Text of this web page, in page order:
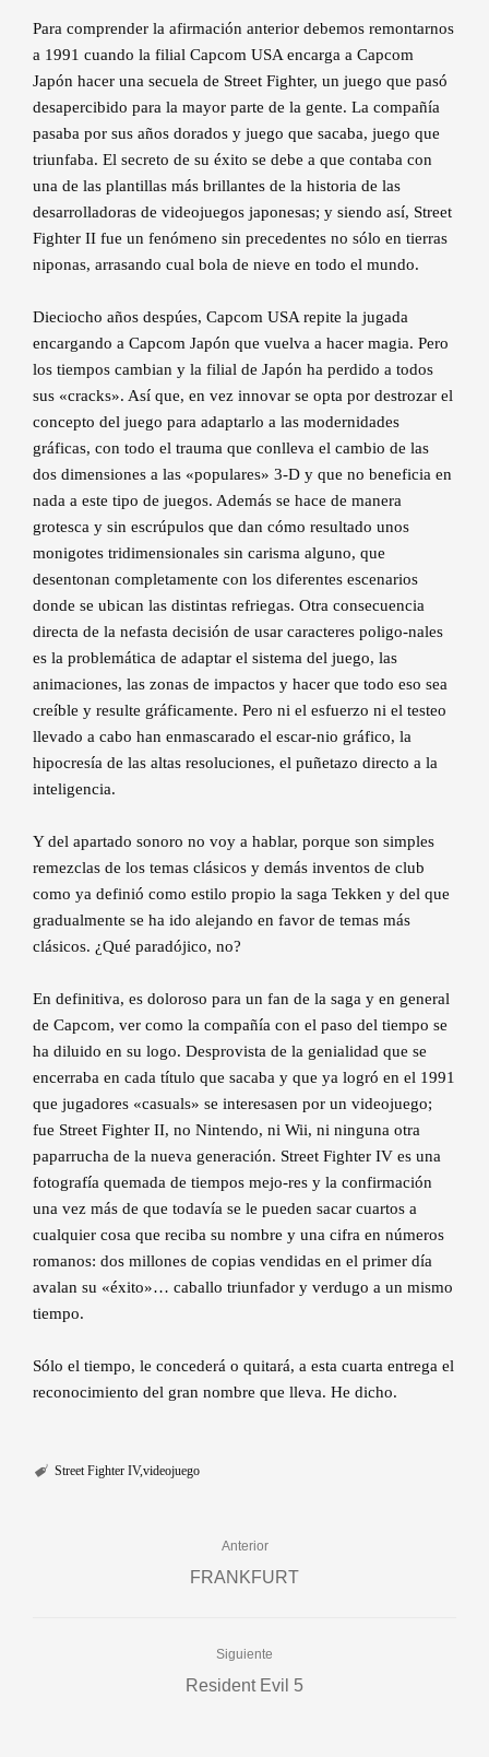
Para comprender la afirmación anterior debemos remontarnos
a 1991 cuando la filial Capcom USA encarga a Capcom
Japón hacer una secuela de Street Fighter, un juego que pasó
desapercibido para la mayor parte de la gente. La compañía
pasaba por sus años dorados y juego que sacaba, juego que
triunfaba. El secreto de su éxito se debe a que contaba con
una de las plantillas más brillantes de la historia de las
desarrolladoras de videojuegos japonesas; y siendo así, Street
Fighter II fue un fenómeno sin precedentes no sólo en tierras
niponas, arrasando cual bola de nieve en todo el mundo.
Dieciocho años despúes, Capcom USA repite la jugada
encargando a Capcom Japón que vuelva a hacer magia. Pero
los tiempos cambian y la filial de Japón ha perdido a todos
sus «cracks». Así que, en vez innovar se opta por destrozar el
concepto del juego para adaptarlo a las modernidades
gráficas, con todo el trauma que conlleva el cambio de las
dos dimensiones a las «populares» 3-D y que no beneficia en
nada a este tipo de juegos. Además se hace de manera
grotesca y sin escrúpulos que dan cómo resultado unos
monigotes tridimensionales sin carisma alguno, que
desentonan completamente con los diferentes escenarios
donde se ubican las distintas refriegas. Otra consecuencia
directa de la nefasta decisión de usar caracteres poligo-nales
es la problemática de adaptar el sistema del juego, las
animaciones, las zonas de impactos y hacer que todo eso sea
creíble y resulte gráficamente. Pero ni el esfuerzo ni el testeo
llevado a cabo han enmascarado el escar-nio gráfico, la
hipocresía de las altas resoluciones, el puñetazo directo a la
inteligencia.
Y del apartado sonoro no voy a hablar, porque son simples
remezclas de los temas clásicos y demás inventos de club
como ya definió como estilo propio la saga Tekken y del que
gradualmente se ha ido alejando en favor de temas más
clásicos. ¿Qué paradójico, no?
En definitiva, es doloroso para un fan de la saga y en general
de Capcom, ver como la compañía con el paso del tiempo se
ha diluido en su logo. Desprovista de la genialidad que se
encerraba en cada título que sacaba y que ya logró en el 1991
que jugadores «casuals» se interesasen por un videojuego;
fue Street Fighter II, no Nintendo, ni Wii, ni ninguna otra
paparrucha de la nueva generación. Street Fighter IV es una
fotografía quemada de tiempos mejo-res y la confirmación
una vez más de que todavía se le pueden sacar cuartos a
cualquier cosa que reciba su nombre y una cifra en números
romanos: dos millones de copias vendidas en el primer día
avalan su «éxito»… caballo triunfador y verdugo a un mismo
tiempo.
Sólo el tiempo, le concederá o quitará, a esta cuarta entrega el
reconocimiento del gran nombre que lleva. He dicho.
Street Fighter IV videojuego
Anterior
FRANKFURT
Siguiente
Resident Evil 5